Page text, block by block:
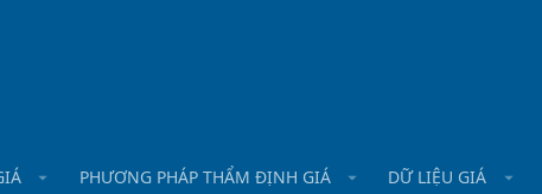
PHƯƠNG PHÁP THẨM ĐỊNH GIÁ DỮ LIỆU GIÁ